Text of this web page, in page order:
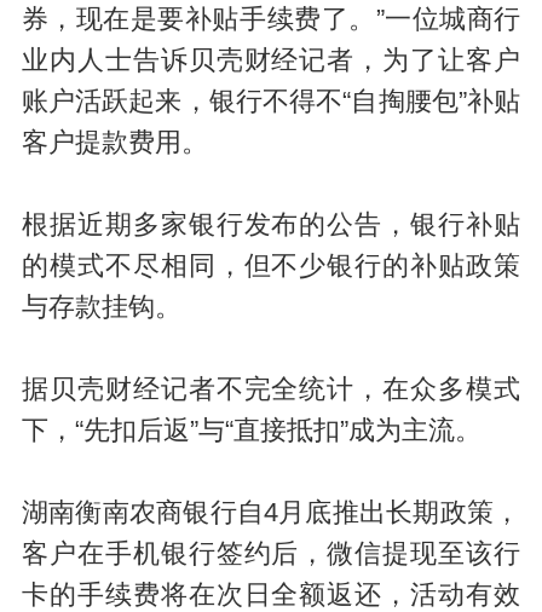
券，现在是要补贴手续费了。”一位城商行
业内人士告诉贝壳财经记者，为了让客户
账户活跃起来，银行不得不“自掏腰包”补贴
客户提款费用。
根据近期多家银行发布的公告，银行补贴
的模式不尽相同，但不少银行的补贴政策
与存款挂钩。
据贝壳财经记者不完全统计，在众多模式
下，“先扣后返”与“直接抵扣”成为主流。
湖南衡南农商银行自4月底推出长期政策，
客户在手机银行签约后，微信提现至该行
卡的手续费将在次日全额返还，活动有效